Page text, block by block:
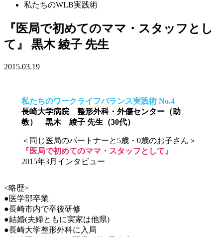
私たちのWLB実践術
『医局で初めてのママ・スタッフとし
て』 黒木 綾子 先生
2015.03.19
私たちのワークライフバランス実践術 No.4
長崎大学病院 整形外科・外傷センター（助
教） 黒木 綾子 先生（30代）
＜同じ医局のパートナーと5歳・0歳のお子さん＞
『医局で初めてのママ・スタッフとして』
2015年3月インタビュー
<略歴>
●医学部卒業
●長崎市内で卒後研修
●結婚(夫婦ともに実家は他県)
●長崎大学整形外科に入局